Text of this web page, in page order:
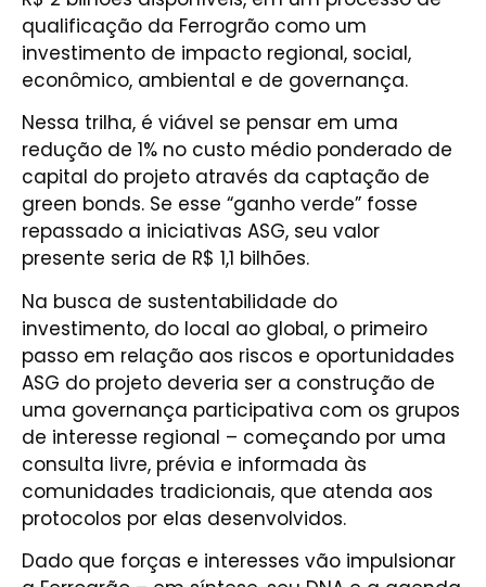
qualificação da Ferrogrão como um
investimento de impacto regional, social,
econômico, ambiental e de governança.
Nessa trilha, é viável se pensar em uma
redução de 1% no custo médio ponderado de
capital do projeto através da captação de
green bonds. Se esse “ganho verde” fosse
repassado a iniciativas ASG, seu valor
presente seria de R$ 1,1 bilhões.
Na busca de sustentabilidade do
investimento, do local ao global, o primeiro
passo em relação aos riscos e oportunidades
ASG do projeto deveria ser a construção de
uma governança participativa com os grupos
de interesse regional – começando por uma
consulta livre, prévia e informada às
comunidades tradicionais, que atenda aos
protocolos por elas desenvolvidos.
Dado que forças e interesses vão impulsionar